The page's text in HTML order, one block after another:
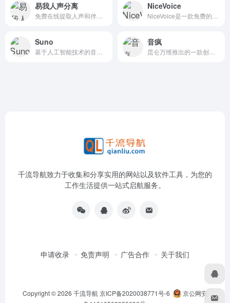
易我人声分离 NiceVoice
Suno 音疯
千流导航致力于收集和分享实用的网站以及软件工具，为您的
工作生活提供一站式启航服务。
申请收录 免责声明 广告合作 关于我们
Copyright © 2026 千流导航京ICP备2020038771号-6
京公网安